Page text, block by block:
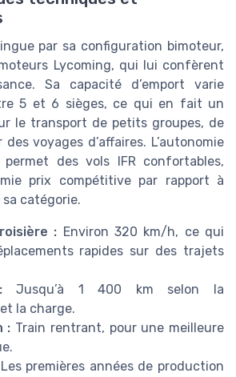
par sa configuration bimoteur,
Lycoming, qui lui confèrent
Sa capacité d’emport varie
5 et 6 sièges, ce qui en fait un
le transport de petits groupes, de
voyages d’affaires. L’autonomie
des vols IFR confortables,
prix compétitive par rapport à
sa catégorie.
: Environ 320 km/h, ce qui
rapides sur des trajets
Jusqu’à 1 400 km selon la
la charge.
: Train rentrant, pour une meilleure
Les premières années de production